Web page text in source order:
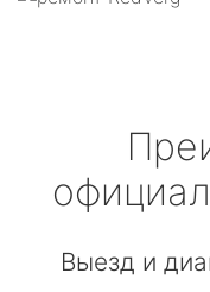
Выезд и